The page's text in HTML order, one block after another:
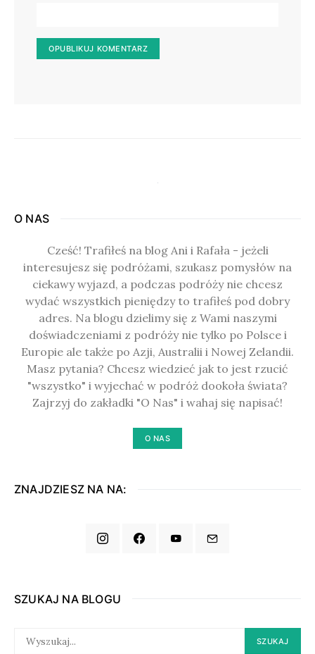
O NAS
Cześć! Trafiłeś na blog Ani i Rafała - jeżeli
interesujesz się podróżami, szukasz pomysłów na
ciekawy wyjazd, a podczas podróży nie chcesz
wydać wszystkich pieniędzy to trafiłeś pod dobry
adres. Na blogu dzielimy się z Wami naszymi
doświadczeniami z podróży nie tylko po Polsce i
Europie ale także po Azji, Australii i Nowej Zelandii.
Masz pytania? Chcesz wiedzieć jak to jest rzucić
"wszystko" i wyjechać w podróż dookoła świata?
Zajrzyj do zakładki "O Nas" i wahaj się napisać!
O NAS
ZNAJDZIESZ NA NA:
SZUKAJ NA BLOGU
FOR:
SZUKAJ